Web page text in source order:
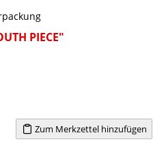
PIECE"
Zum Merkzettel hinzufügen